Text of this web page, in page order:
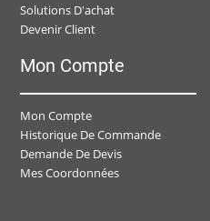
Solutions D'achat
Devenir Client
Mon Compte
Mon Compte
Historique De Commande
Demande De Devis
Mes Coordonnées